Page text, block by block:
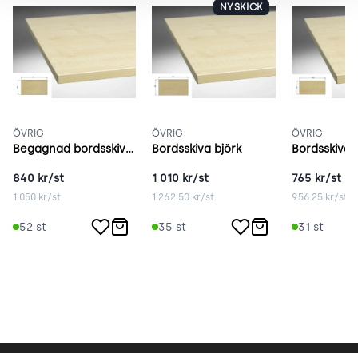
ÖVRIG
Begagnad bordsskiva 140x80 cm björk
840 kr/st
1 050 kr/st
52 st
NYSKICK
ÖVRIG
Bordsskiva björk
1 010 kr/st
1 262.50 kr/st
35 st
ÖVRIG
765 kr/st
956.25kr/st
31 st